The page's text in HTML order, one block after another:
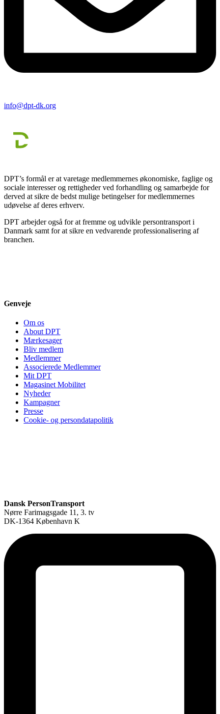
info@dpt-dk.org
DPT’s formål er at varetage medlemmernes økonomiske, faglige og
sociale interesser og rettigheder ved forhandling og samarbejde for
derved at sikre de bedst mulige betingelser for medlemmernes
udøvelse af deres erhverv.
DPT arbejder også for at fremme og udvikle persontransport i
Danmark samt for at sikre en vedvarende professionalisering af
branchen.
Genveje
Om os
About DPT
Mærkesager
Bliv medlem
Medlemmer
Associerede Medlemmer
Mit DPT
Magasinet Mobilitet
Nyheder
Kampagner
Presse
Cookie- og persondatapolitik
Dansk PersonTransport
Nørre Farimagsgade 11, 3. tv
DK-1364 København K